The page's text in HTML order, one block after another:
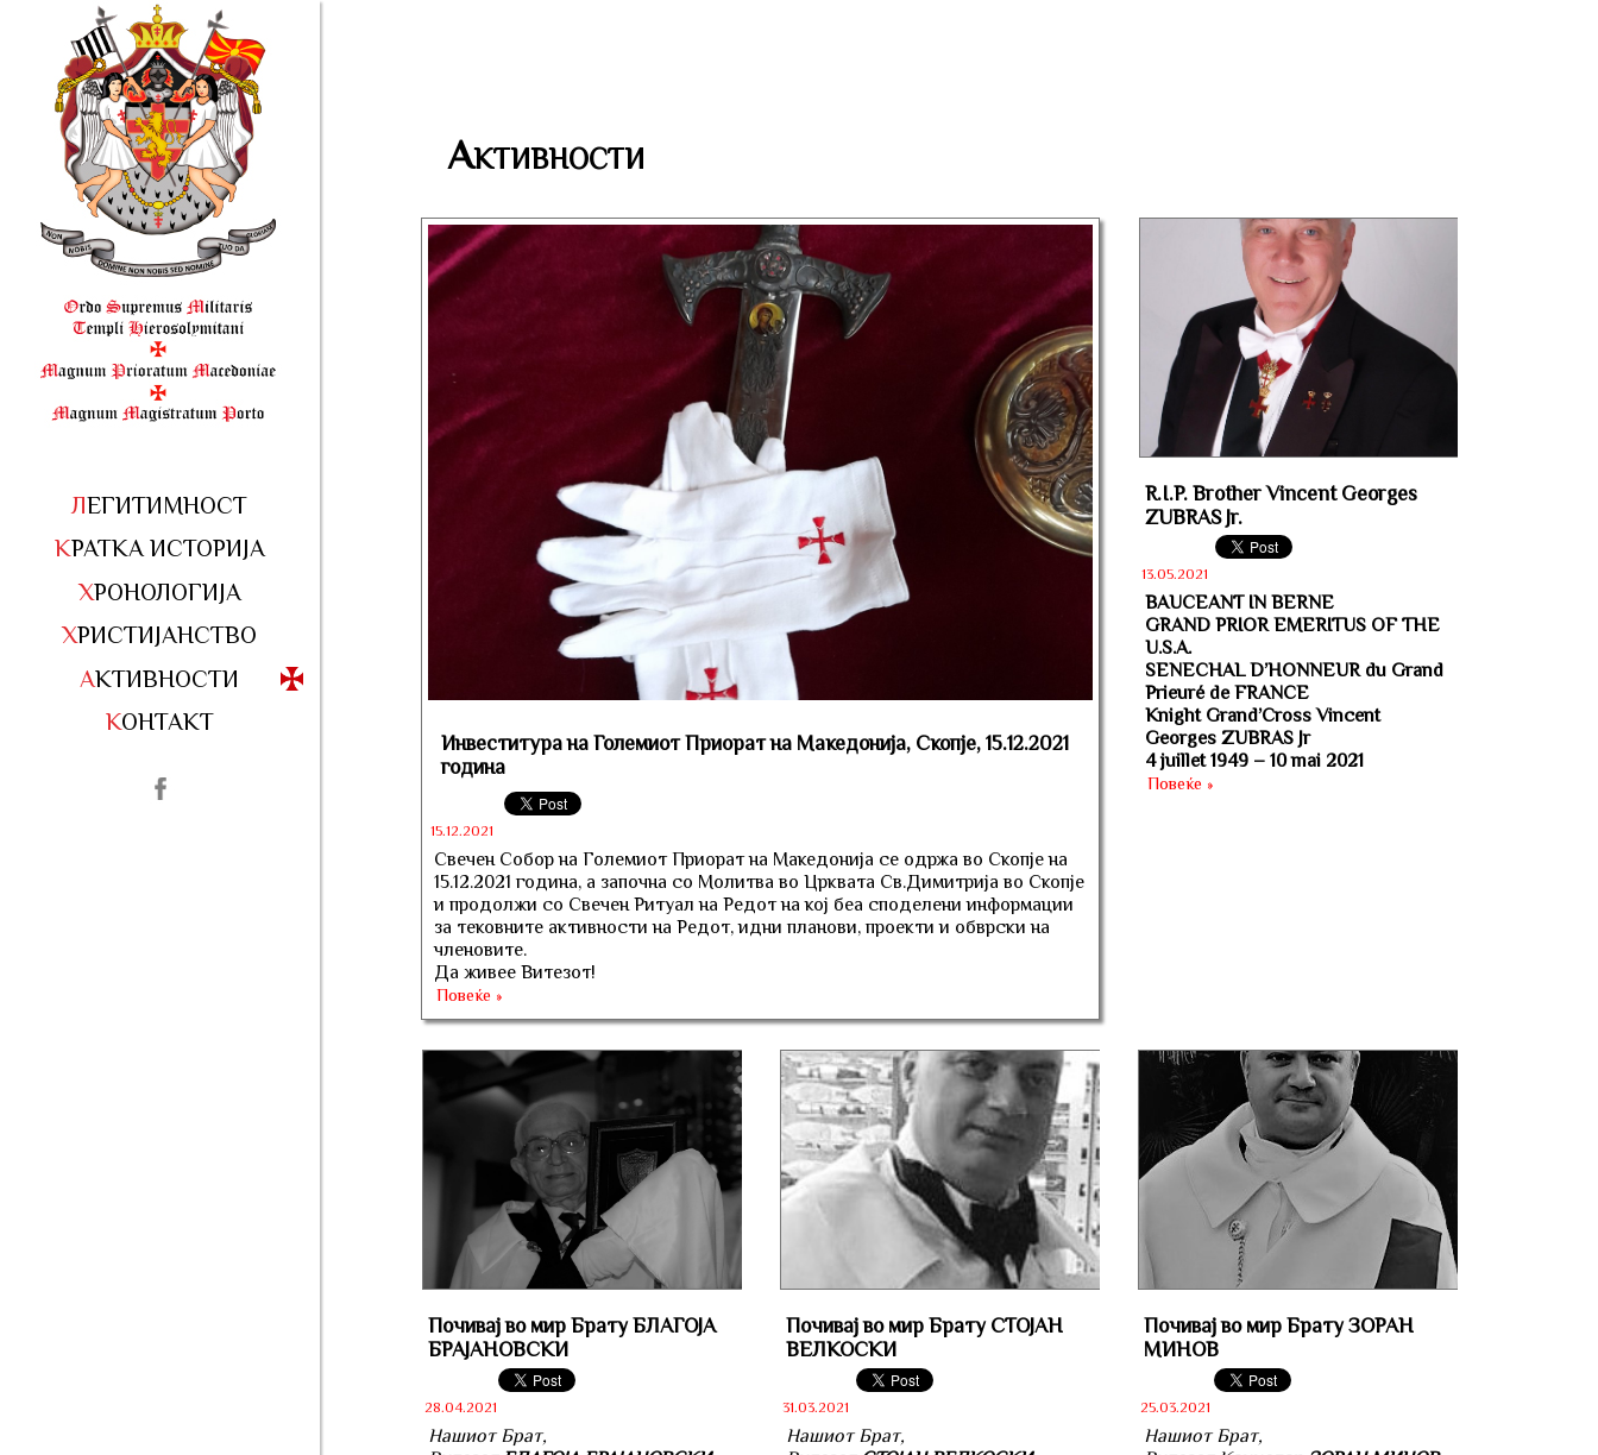
ЛЕГИТИМНОСТ
КРАТКА ИСТОРИЈА
ХРОНОЛОГИЈА
ХРИСТИЈАНСТВО
АКТИВНОСТИ
КОНТАКТ
Активности
Инвеститура на Големиот Приорат на Македонија, Скопје, 15.12.2021
година
15.12.2021
Свечен Собор на Големиот Приорат на Македонија се одржа во Скопје на
15.12.2021 година, а започна со Молитва во Црквата Св.Димитрија во Скопје
и продолжи со Свечен Ритуал на Редот на кој беа споделени информации
за тековните активности на Редот, идни планови, проекти и обврски на
членовите.
Да живее Витезот!
Повеќе »
R.I.P. Brother Vincent Georges
ZUBRAS Jr.
13.05.2021
BAUCEANT IN BERNE
GRAND PRIOR EMERITUS OF THE
U.S.A.
SENECHAL D’HONNEUR du Grand
Prieuré de FRANCE
Knight Grand’Cross Vincent
Georges ZUBRAS Jr
4 juillet 1949 – 10 mai 2021
Повеќе »
Почивај во мир Брату БЛАГОЈА
БРАЈАНОВСКИ
28.04.2021
Нашиот Брат,
Почивај во мир Брату СТОЈАН
ВЕЛКОСКИ
31.03.2021
Нашиот Брат,
Почивај во мир Брату ЗОРАН
МИНОВ
25.03.2021
Нашиот Брат,